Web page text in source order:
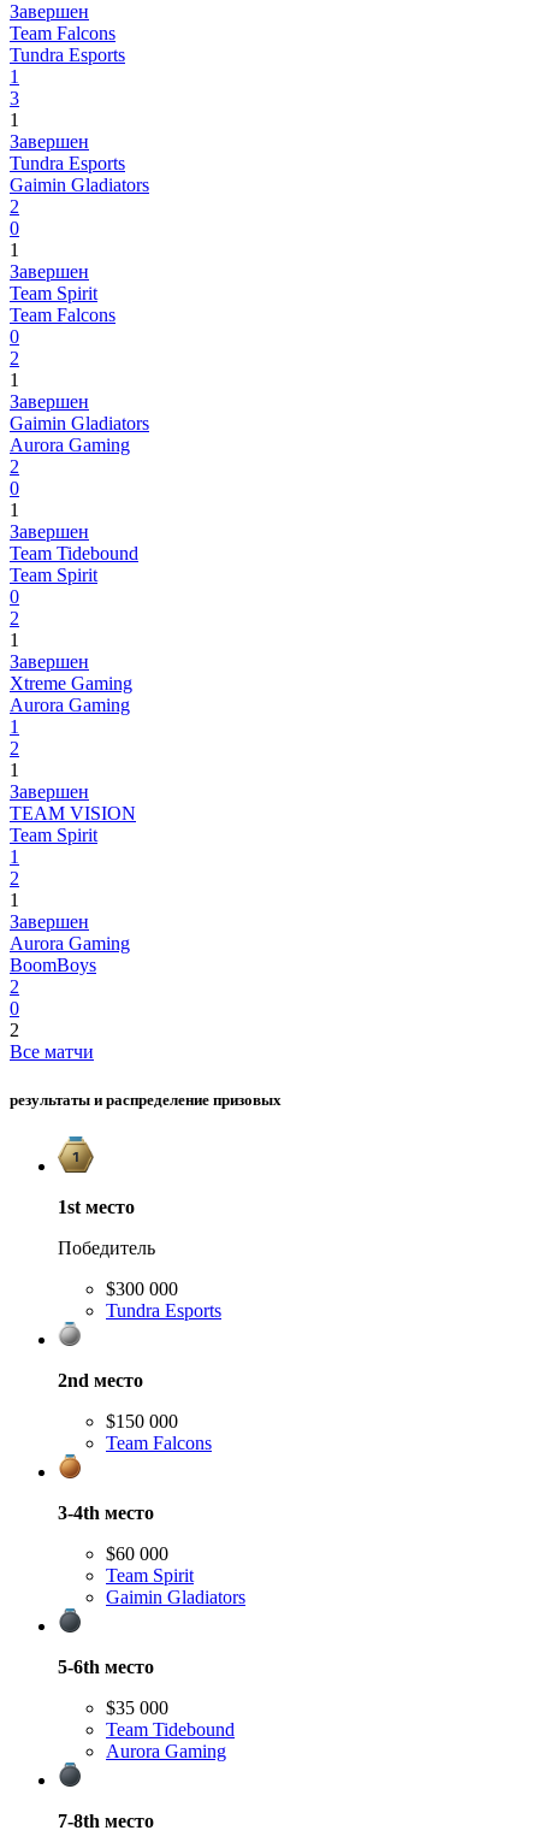
Завершен
Team Falcons
Tundra Esports
1
3
1
Завершен
Tundra Esports
Gaimin Gladiators
2
0
1
Завершен
Team Spirit
Team Falcons
0
2
1
Завершен
Gaimin Gladiators
Aurora Gaming
2
0
1
Завершен
Team Tidebound
Team Spirit
0
2
1
Завершен
Xtreme Gaming
Aurora Gaming
1
2
1
Завершен
TEAM VISION
Team Spirit
1
2
1
Завершен
Aurora Gaming
BoomBoys
2
0
2
Все матчи
результаты и распределение призовых
1st место
Победитель
$300 000
Tundra Esports
2nd место
$150 000
Team Falcons
3-4th место
$60 000
Team Spirit
Gaimin Gladiators
5-6th место
$35 000
Team Tidebound
Aurora Gaming
7-8th место